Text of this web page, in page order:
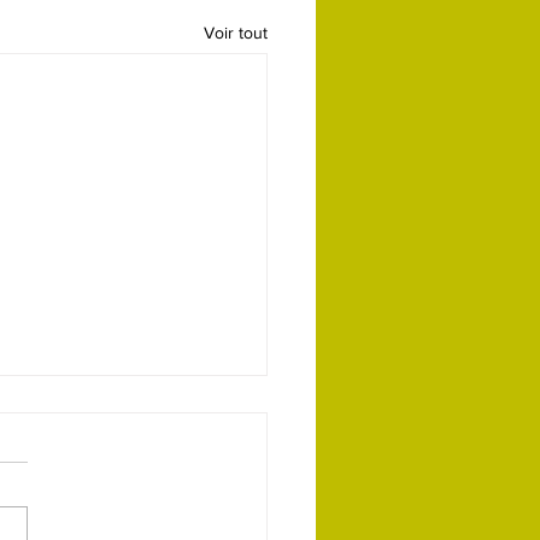
Voir tout
à tout le monde, voici les